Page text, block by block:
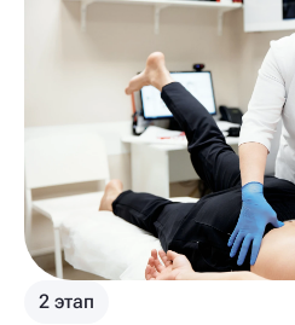
2 этап